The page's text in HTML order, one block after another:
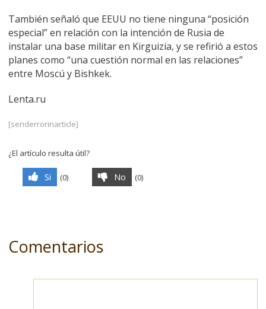
También señaló que EEUU no tiene ninguna “posición
especial” en relación con la intención de Rusia de
instalar una base militar en Kirguizia, y se refirió a estos
planes como “una cuestión normal en las relaciones”
entre Moscú y Bishkek.
Lenta.ru
[senderrorinarticle]
¿El artículo resulta útil?
Si (0) No (0)
Comentarios